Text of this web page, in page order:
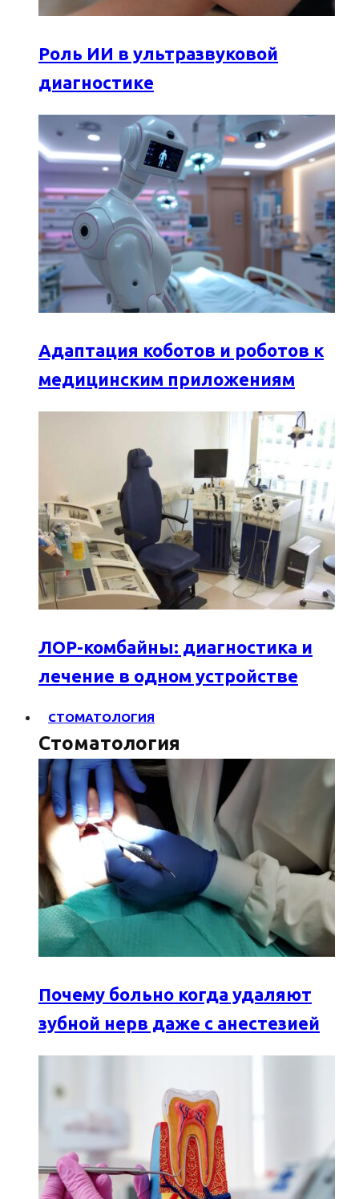
Роль ИИ в ультразвуковой
диагностике
Адаптация коботов и роботов к
медицинским приложениям
ЛОР-комбайны: диагностика и
лечение в одном устройстве
СТОМАТОЛОГИЯ
Стоматология
Почему больно когда удаляют
зубной нерв даже с анестезией